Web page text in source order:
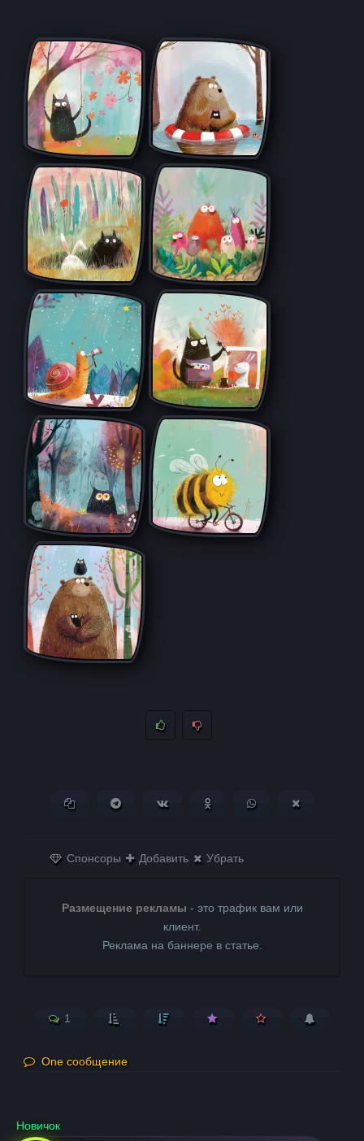
Копировать ссылкуПоделиться в Telegram
Поделиться ВКонтактеПоделиться в
Поделиться в
Спонсоры Добавить Убрать
Размещение рекламы - это трафик вам или
клиент.
Реклама на баннере в статье.
1
One сообщение
Новичок